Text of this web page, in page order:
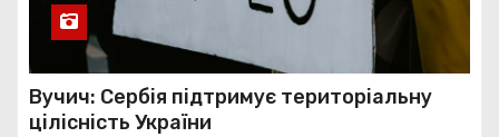
Вучич: Сербія підтримує територіальну
цілісність України